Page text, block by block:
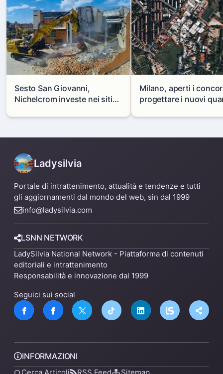
Sesto San Giovanni,
Nichelcrom investe nei siti
capannone per fare spazio a
Milano, aperti i
progettare i nuovi
Mare
Ladysilvia
Portale di intrattenimento, attualità e tendenze e tutti
gli aggiornamenti dal mondo del web, sin dal 1999
info@ladysilvia.com
LSNN NETWORK
LadySilvia National Network - Piattaforma di contenuti
editoriali e intrattenimento
Responsabilità e innovazione dal 1999
Seguici sui social
INFORMAZIONI